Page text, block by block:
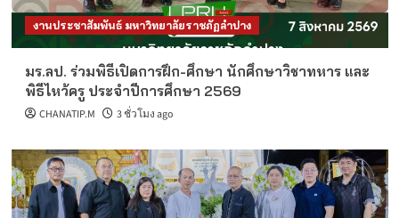
งานประชาสัมพันธ์ มหาวิทยาลัยราชภัฏลำปาง
มร.ลป. ร่วมพิธีเปิดการฝึก-ศึกษา นักศึกษาวิชาทหาร และ
พิธีไหว้ครู ประจำปีการศึกษา 2569
CHANATIP.M 3 ชั่วโมง ago